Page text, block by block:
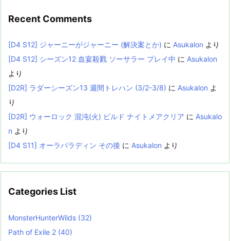
Recent Comments
[D4 S12] ジャーニーがジャーニー (解決案とか) に Asukalon より
[D4 S12] シーズン12 血宴殺戮 ソーサラー プレイ中 に Asukalon
より
[D2R] ラダーシーズン13 週間トレハン (3/2-3/8) に Asukalon よ
り
[D2R] ウォーロック 混沌(火) ビルド ナイトメアクリア に Asukalo
n より
[D4 S11] オーラパラディン その後 に Asukalon より
Categories List
MonsterHunterWilds (32)
Path of Exile 2 (40)